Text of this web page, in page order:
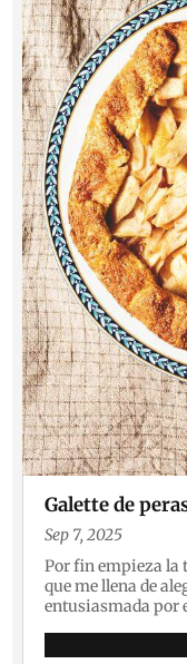
Galette de
Sep 7, 2025
Por fin empieza la
que me llena de
entusiasmada por